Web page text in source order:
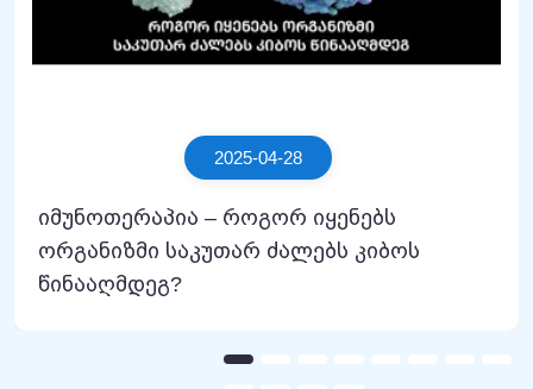
2025-04-28
იმუნოთერაპია – როგორ იყენებს
ორგანიზმი საკუთარ ძალებს კიბოს
წინააღმდეგ?